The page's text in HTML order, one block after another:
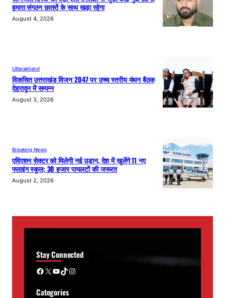
हमारा संगठन छात्रों के साथ खड़ा रहेगा
August 4, 2026
Uttarakhand
विकसित उत्तराखंड विजन 2047 पर उच्च स्तरीय मंथन बैठक
देहरादून में सम्पन्न
August 3, 2026
Breaking News
एविएशन सेक्टर को मिलेगी नई उड़ान, देश में खुलेंगे 11 नए
फ्लाइंग स्कूल; 30 हजार पायलटों की जरूरत
August 2, 2026
Stay Connected
Facebook X YouTube TikTok Instagram
Categories